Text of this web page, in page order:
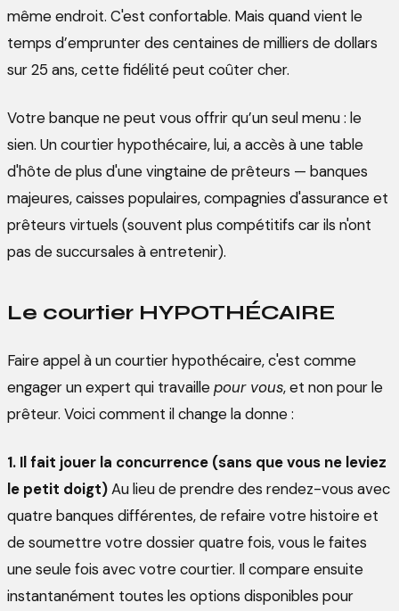
même endroit. C'est confortable. Mais quand vient le
temps d’emprunter des centaines de milliers de dollars
sur 25 ans, cette fidélité peut coûter cher.
Votre banque ne peut vous offrir qu’un seul menu : le
sien. Un courtier hypothécaire, lui, a accès à une table
d'hôte de plus d'une vingtaine de prêteurs — banques
majeures, caisses populaires, compagnies d'assurance et
prêteurs virtuels (souvent plus compétitifs car ils n'ont
pas de succursales à entretenir).
Le courtier HYPOTHÉCAIRE
Faire appel à un courtier hypothécaire, c'est comme
engager un expert qui travaillepour vous, et non pour le
prêteur. Voici comment il change la donne :
1. Il fait jouer la concurrence (sans que vous ne leviez
le petit doigt)Au lieu de prendre des rendez-vous avec
quatre banques différentes, de refaire votre histoire et
de soumettre votre dossier quatre fois, vous le faites
une seule fois avec votre courtier. Il compare ensuite
instantanément toutes les options disponibles pour